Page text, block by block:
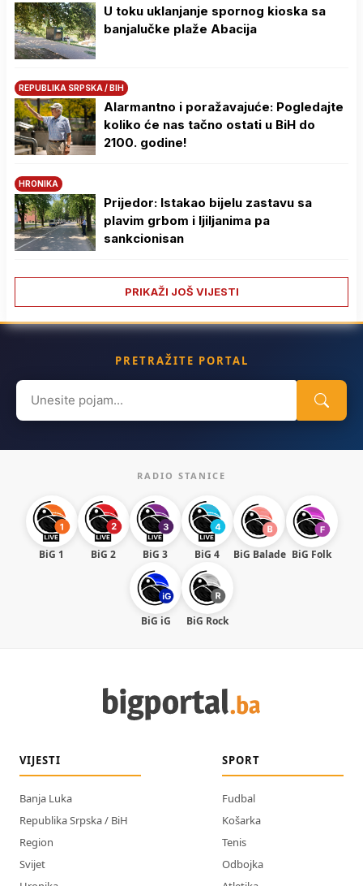
U toku uklanjanje spornog kioska sa
banjalučke plaže Abacija
REPUBLIKA SRPSKA / BIH
Alarmantno i poražavajuće: Pogledajte
koliko će nas tačno ostati u BiH do
2100. godine!
HRONIKA
Prijedor: Istakao bijelu zastavu sa
plavim grbom i ljiljanima pa
sankcionisan
PRIKAŽI JOŠ VIJESTI
PRETRAŽITE PORTAL
Search
for:
RADIO STANICE
BiG 1 BiG 2 BiG 3 BiG 4 BiG Balade BiG Folk
BiG iG BiG Rock
VIJESTI
Banja Luka
Republika Srpska / BiH
Region
Svijet
SPORT
Fudbal
Košarka
Tenis
Odbojka